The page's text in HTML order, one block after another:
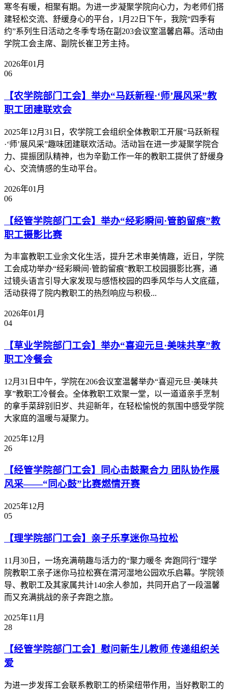
寒冬有暖，相聚有期。为进一步凝聚学院向心力，为老师们搭
建轻松交流、舒缓身心的平台，1月22日下午，我院“四季有
约”系列生日活动之冬季专场在副203会议室温馨启幕。活动由
学院工会主席、副院长崔卫芳主持。
2026年01月
06
【农学院部门工会】举办“马跃新程·‘师’展风采”教
职工团建联欢会
2025年12月31日，农学院工会组织全体教职工开展“马跃新程
·‘师’展风采”趣味团建联欢活动。活动旨在进一步凝聚学院合
力、提振团队精神，也为辛勤工作一年的教职工提供了舒缓身
心、交流情感的生动平台。
2026年01月
06
【经管学院部门工会】举办“经彩瞬间·管韵留痕”教
职工摄影比赛
为丰富教职工业余文化生活，提升艺术审美情趣，近日，学院
工会成功举办“经彩瞬间·管韵留痕”教职工校园摄影比赛，通
过镜头语言引导大家发现与感悟校园的四季风华与人文底蕴，
活动获得了院内教职工的热烈响应与积极...
2026年01月
04
【草业学院部门工会】举办“喜迎元旦·美味共享”教
职工冷餐会
12月31日中午，学院在206会议室温馨举办“喜迎元旦·美味共
享”教职工冷餐会。全体教职工欢聚一堂，以一道道亲手烹制
的拿手菜辞别旧岁、共迎新年，在轻松愉悦的氛围中感受学院
大家庭的温暖与凝聚力。
2025年12月
26
【经管学院部门工会】同心击鼓聚合力 团队协作展
风采——“同心鼓”比赛燃情开赛
2025年12月
05
【理学院部门工会】亲子乐享迷你马拉松
11月30日，一场充满萌趣与活力的“聚力暖冬 奔跑同行”理学
院教职工亲子迷你马拉松赛在渭河湿地公园欢乐启幕。学院领
导、教职工及其家属共计140余人参加，共同开启了一段温馨
而又充满挑战的亲子奔跑之旅。
2025年11月
28
【经管学院部门工会】慰问新生儿教师 传递组织关
爱
为进一步发挥工会联系教职工的桥梁纽带作用，当好教职工的